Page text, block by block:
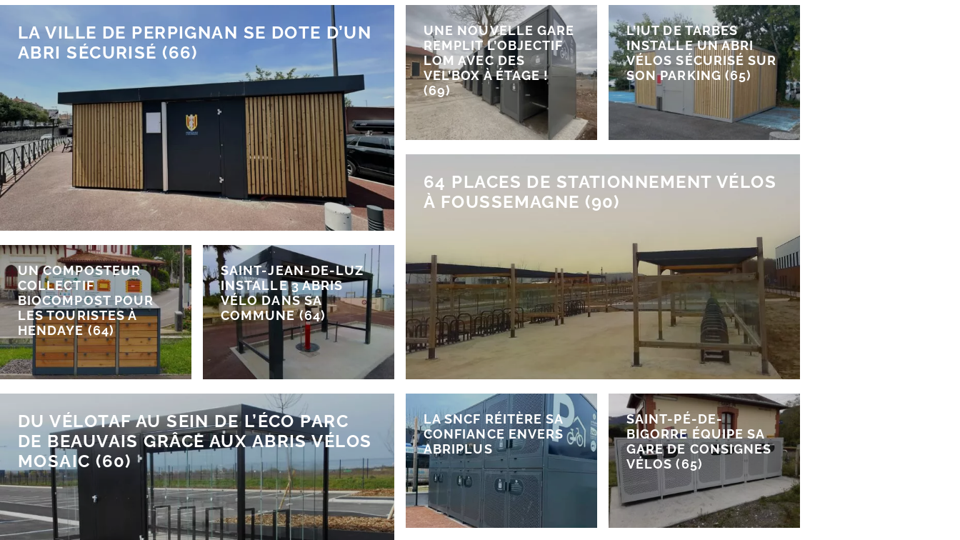
LA VILLE DE PERPIGNAN SE DOTE D’UN
ABRI SÉCURISÉ (66)
UNE NOUVELLE GARE
REMPLIT L’OBJECTIF
LOM AVEC DES
VEL’BOX À ÉTAGE !
(69)
L’IUT DE TARBES
INSTALLE UN ABRI
VÉLOS SÉCURISÉ SUR
SON PARKING (65)
UN COMPOSTEUR
COLLECTIF
BIOCOMPOST POUR
LES TOURISTES À
HENDAYE (64)
SAINT-JEAN-DE-LUZ
INSTALLE 3 ABRIS
VÉLO DANS SA
COMMUNE (64)
64 PLACES DE STATIONNEMENT VÉLOS
À FOUSSEMAGNE (90)
DU VÉLOTAF AU SEIN DE L’ÉCO PARC
DE BEAUVAIS GRÂCE AUX ABRIS VÉLOS
MOSAIC (60)
LA SNCF RÉITÈRE SA
CONFIANCE ENVERS
ABRIPLUS
SAINT-PÉ-DE-
BIGORRE ÉQUIPE SA
GARE DE CONSIGNES
VÉLOS (65)